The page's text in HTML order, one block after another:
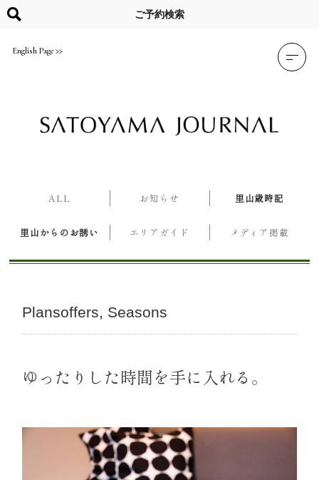
content
English Page
ご予約検索
ALL お知らせ 里山歳時記
里山からのお誘い エリアガイド メディア掲載
Plansoffers Seasons
ゆったりした時間を手に入れる。